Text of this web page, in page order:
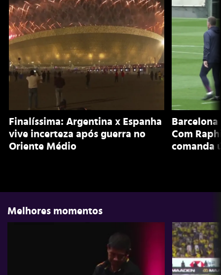
Finalíssima: Argentina x Espanha
vive incerteza após guerra no
Oriente Médio
Com
comanda
Melhores momentos